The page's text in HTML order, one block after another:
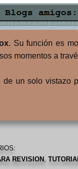
. Su función es
momentos a
de un solo vistazo
REVISION ,